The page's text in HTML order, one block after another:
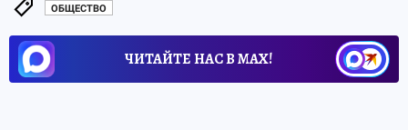
ОБЩЕСТВО
ЧИТАЙТЕ НАС В МАХ!